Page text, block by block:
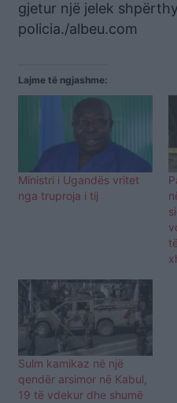
gjetur një jelek
policia./albeu.com
Lajme të ngjashme:
Ministri i Ugandës vritet
nga truproja i tij
Sulm kamikaz në një
qendër arsimor në Kabul,
19 të vdekur dhe shumë